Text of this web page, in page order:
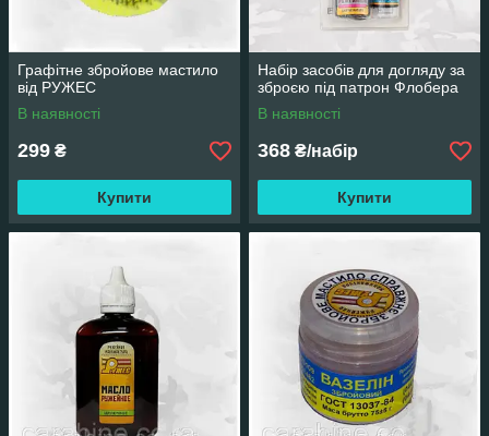
Графітне збройове мастило
від РУЖЕС
В наявності
299 ₴
Купити
Набір засобів для догляду за
зброєю під патрон Флобера
В наявності
368 ₴/набір
Купити